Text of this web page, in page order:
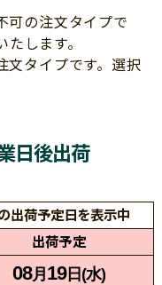
可の注文タイプで
します。
文タイプです。選択
日後出荷
出荷予定日を表示中
出荷予定
08月 19日(水)